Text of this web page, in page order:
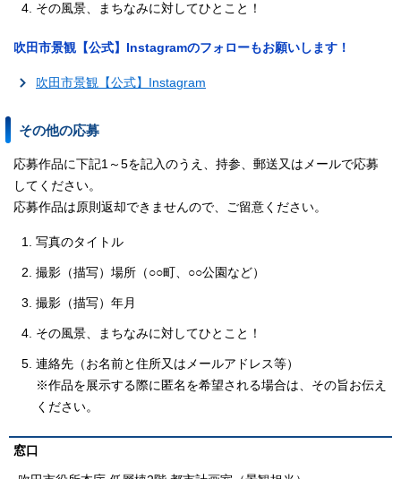
その風景、まちなみに対してひとこと！
吹田市景観【公式】Instagramのフォローもお願いします！
吹田市景観【公式】Instagram
その他の応募
応募作品に下記1～5を記入のうえ、持参、郵送又はメールで応募
してください。
応募作品は原則返却できませんので、ご留意ください。
写真のタイトル
撮影（描写）場所（○○町、○○公園など）
撮影（描写）年月
その風景、まちなみに対してひとこと！
連絡先（お名前と住所又はメールアドレス等）
※作品を展示する際に匿名を希望される場合は、その旨お伝え
ください。
窓口